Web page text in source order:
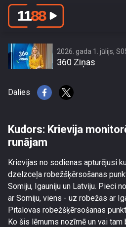
Kudors: Krievija
2026. gada 1. jūlijs,
360 Ziņas
Dalies
Kudors: Krievija
runājam
Krievijas no sodienas apturējusi
dzelzceļa robežšķērsošanas
Somiju, Igauniju un Latviju. Pieci
ar Somiju, viens - uz robežas ar
Pitalovas robežšķērsošanas
Ko šis lēmums nozīmē un vai